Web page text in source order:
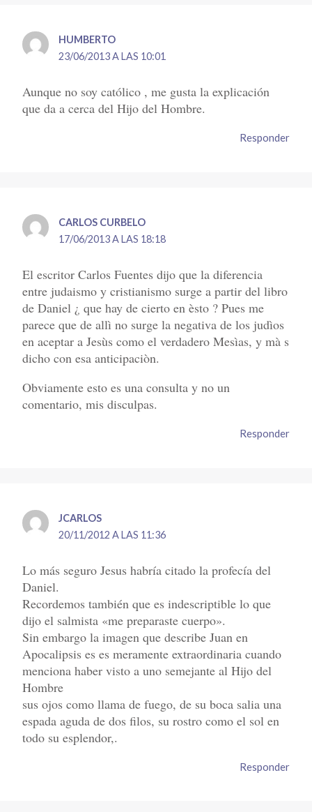
HUMBERTO
23/06/2013 A LAS 10:01
Aunque no soy católico , me gusta la explicación
que da a cerca del Hijo del Hombre.
Responder
CARLOS CURBELO
17/06/2013 A LAS 18:18
El escritor Carlos Fuentes dijo que la diferencia
entre judaismo y cristianismo surge a partir del libro
de Daniel ¿ que hay de cierto en èsto ? Pues me
parece que de allì no surge la negativa de los judìos
en aceptar a Jesùs como el verdadero Mesìas, y mà s
dicho con esa anticipaciòn.
Obviamente esto es una consulta y no un
comentario, mis disculpas.
Responder
JCARLOS
20/11/2012 A LAS 11:36
Lo más seguro Jesus habría citado la profecía del
Daniel.
Recordemos también que es indescriptible lo que
dijo el salmista «me preparaste cuerpo».
Sin embargo la imagen que describe Juan en
Apocalipsis es es meramente extraordinaria cuando
menciona haber visto a uno semejante al Hijo del
Hombre
sus ojos como llama de fuego, de su boca salia una
espada aguda de dos filos, su rostro como el sol en
todo su esplendor,.
Responder